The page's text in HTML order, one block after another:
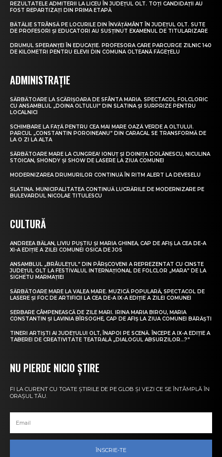
REZULTATELE ADMITERII LA LICEU ÎN JUDEȚUL OLT. TOȚI CANDIDAȚII AU
FOST REPARTIZAȚI DIN PRIMA ETAPĂ
BĂTĂLIE STRÂNSĂ PE LOCURILE DIN ÎNVĂȚĂMÂNT ÎN JUDEȚUL OLT. SUTE
DE PROFESORI ȘI EDUCATORI AU SUSȚINUT EXAMENUL DE TITULARIZARE
DRUMUL SPERANȚEI ÎN EDUCAȚIE. PROFESORA CARE PARCURGE ZILNIC 140
DE KILOMETRI PENTRU ELEVII DIN COMUNA OLTEANĂ FĂGEȚELU
ADMINISTRAȚIE
SĂRBĂTOARE LA SCĂRIȘOARA DE SFÂNTA MARIA. SPECTACOL FOLCLORIC
CU ANSAMBLUL „DOINA OLTULUI” DIN SLATINA ȘI SURPRIZE PENTRU
LOCALNICI
SCHIMBARE LA FAȚĂ PENTRU CEA MAI MARE OAZĂ VERDE A OLTULUI.
PARCUL „CONSTANTIN POROINEANU” DIN CARACAL SE TRANSFORMĂ DE
LA O ZI LA ALTA
SĂRBĂTOARE MARE LA CUNGREA! IONUȚ ȘI DOINIȚA DOLĂNESCU, NICULINA
STOICAN, SHONDY ȘI SHOW DE LASERE LA ZIUA COMUNEI
MODERNIZAREA DRUMURILOR CONTINUĂ ÎN RITM ALERT LA DEVESELU
SLATINA. MUNICIPALITATEA CONTINUĂ LUCRĂRILE DE MODERNIZARE PE
BULEVARDUL NICOLAE TITULESCU
CULTURĂ
ANDREEA BĂLAN, LIVIU PUȘTIU ȘI MARIA GHINEA, CAP DE AFIȘ LA CEA DE-A
XI-A EDIȚIE A ZILEI COMUNEI OSICA DE JOS
ANSAMBLUL „BRÂULEȚUL” DIN PÂRȘCOVENI A REPREZENTAT CU CINSTE
JUDEȚUL OLT LA FESTIVALUL INTERNAȚIONAL DE FOLCLOR „MARA” DE LA
SIGHETU MARMAȚIEI
SĂRBĂTOARE MARE LA VALEA MARE. MUZICĂ POPULARĂ, SPECTACOL DE
LASERE ȘI FOC DE ARTIFICII LA CEA DE-A IX-A EDIȚIE A ZILEI COMUNEI
SERBARE CÂMPENEASCĂ DE ZILE MARI. IRINA MARIA BIROU, MARIA
CONSTANTIN ȘI LAVINIA BÎRSOGHE, CAP DE AFIȘ LA ZIUA COMUNEI BĂRĂȘTI
TINERI ARTIȘTI AI JUDEȚULUI OLT, ÎNAPOI PE SCENĂ. ÎNCEPE A IX-A EDIȚIE A
TABEREI DE CREATIVITATE TEATRALĂ „DIALOGUL ABSURZILOR…?”
NU PIERDE NICIO ȘTIRE
FI LA CURENT CU TOATE ȘTIRILE DE PE GLOB ȘI VEZI CE SE ÎNTÂMPLĂ ÎN
ORAȘUL TĂU.
ÎNSCRIE-TE